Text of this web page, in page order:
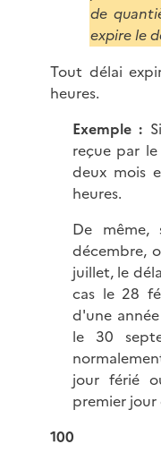
de
expire le
Tout délai
heures.
Exemple :
reçue par
deux mois
heures.
De
décembre,
juillet, le
cas le 28
d'une
le 30
jour férié
premier
100